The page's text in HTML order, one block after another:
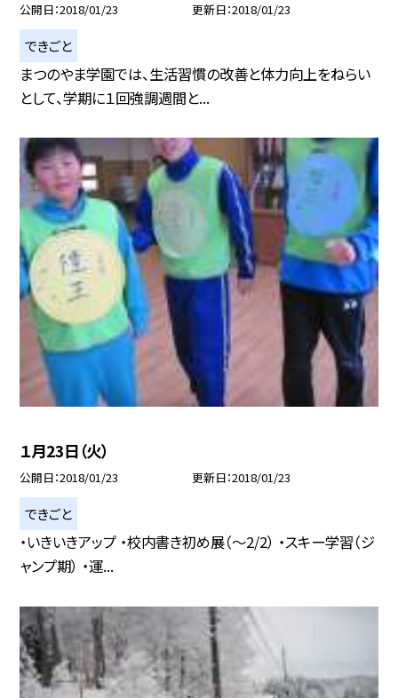
公開日 2018/01/23 更新日 2018/01/23
できごと
まつのやま学園では、生活習慣の改善と体力向上をねらい
として、学期に１回強調週間と...
１月23日（火）
公開日 2018/01/23 更新日 2018/01/23
できごと
・いきいきアップ ・校内書き初め展（〜2/2） ・スキー学習（ジ
ャンプ期） ・運...